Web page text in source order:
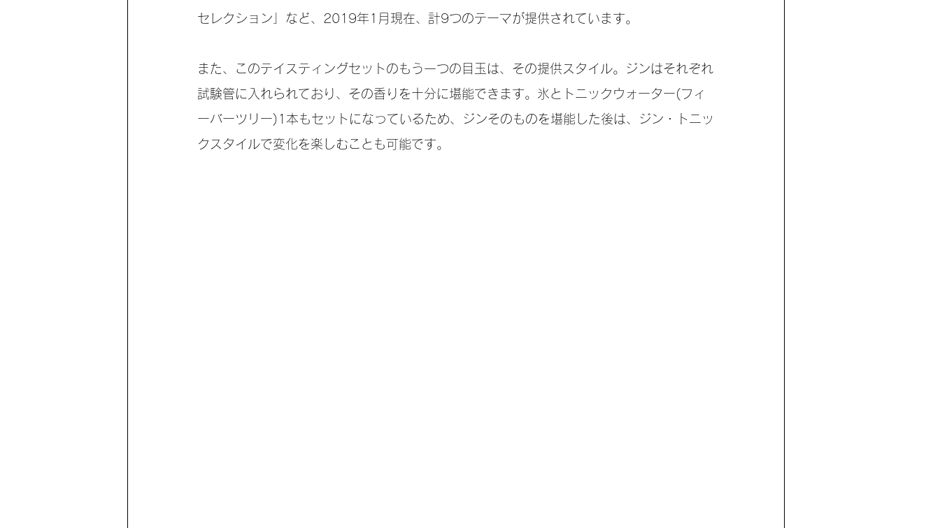
セレクション」など、2019年1月現在、計9つのテーマが提供されています。
また、このテイスティングセットのもう一つの目玉は、その提供スタイル。ジンはそれぞれ
試験管に入れられており、その香りを十分に堪能できます。氷とトニックウォーター(フィ
ーバーツリー)1本もセットになっているため、ジンそのものを堪能した後は、ジン・トニッ
クスタイルで変化を楽しむことも可能です。